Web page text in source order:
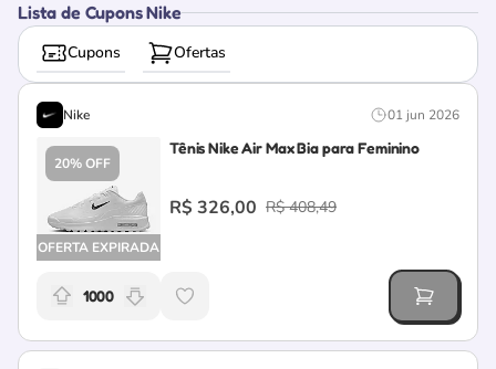
Lista de Cupons Nike
Cupons Ofertas
01 jun 2026
Nike
20% OFF
OFERTA EXPIRADA
Tênis Nike Air Max Bia para Feminino
R$ 326,00 R$ 408,49
Relevância da oferta: 1000 pontos
1000